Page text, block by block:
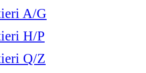
A/G
H/P
Q/Z